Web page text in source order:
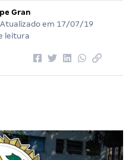
Gran
Atualizado em 17/07/19
leitura